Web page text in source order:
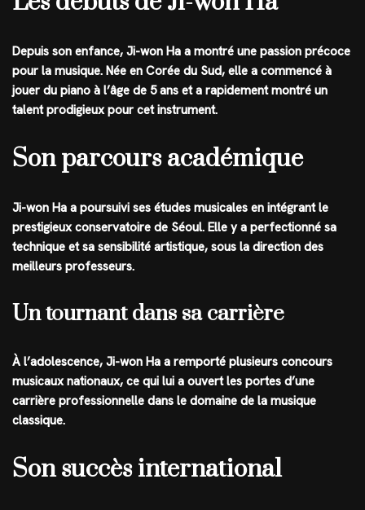
Depuis son enfance, Ji-won Ha a montré une passion précoce
pour la musique. Née en Corée du Sud, elle a commencé à
jouer du piano à l’âge de 5 ans et a rapidement montré un
talent prodigieux pour cet instrument.
Son parcours académique
Ji-won Ha a poursuivi ses études musicales en intégrant le
prestigieux conservatoire de Séoul. Elle y a perfectionné sa
technique et sa sensibilité artistique, sous la direction des
meilleurs professeurs.
Un tournant dans sa carrière
À l’adolescence, Ji-won Ha a remporté plusieurs concours
musicaux nationaux, ce qui lui a ouvert les portes d’une
carrière professionnelle dans le domaine de la musique
classique.
Son succès international